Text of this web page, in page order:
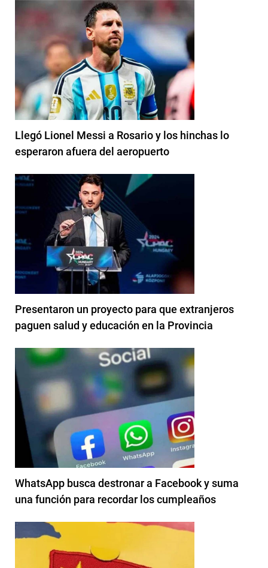
Llegó Lionel Messi a Rosario y los hinchas lo
esperaron afuera del aeropuerto
Presentaron un proyecto para que extranjeros
paguen salud y educación en la Provincia
WhatsApp busca destronar a Facebook y suma
una función para recordar los cumpleaños